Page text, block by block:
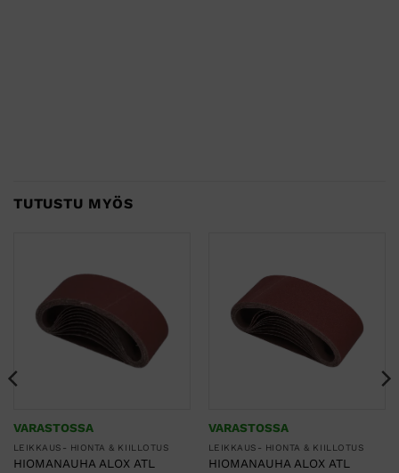
TUTUSTU MYÖS
VARASTOSSA
LEIKKAUS- HIONTA & KIILLOTUS
HIOMANAUHA ALOX ATL
VARASTOSSA
LEIKKAUS- HIONTA & KIILLOTUS
HIOMANAUHA ALOX ATL